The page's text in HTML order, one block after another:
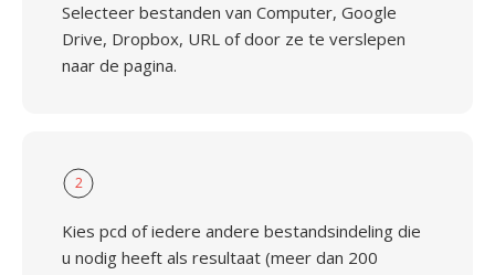
Selecteer bestanden van Computer, Google
Drive, Dropbox, URL of door ze te verslepen
naar de pagina.
2
Kies pcd of iedere andere bestandsindeling die
u nodig heeft als resultaat (meer dan 200